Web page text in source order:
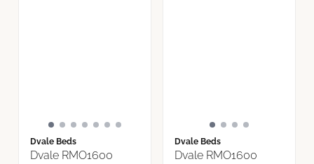
Dvale Beds
Dvale RMO1600
Dvale Beds
Dvale RMO1600